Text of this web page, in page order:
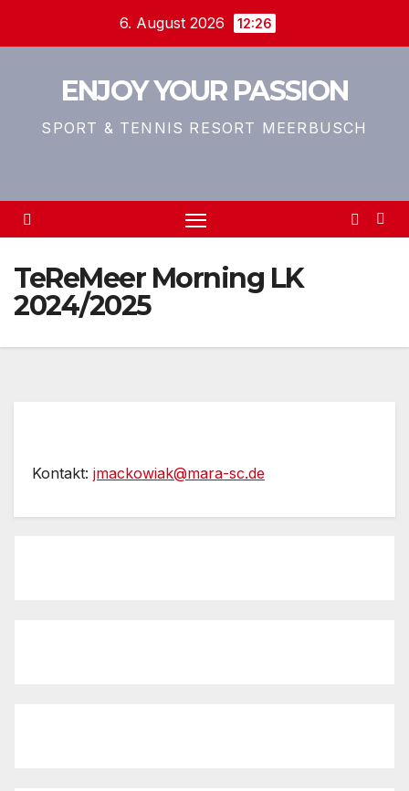
6. August 2026 12:26
ENJOY YOUR PASSION
SPORT & TENNIS RESORT MEERBUSCH
TeReMeer Morning LK
2024/2025
Kontakt: jmackowiak@mara-sc.de